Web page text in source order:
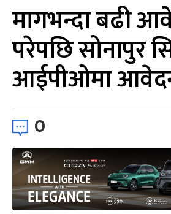
मागभन्दा बढी
परेपछि सोनापुर
आईपीओमा
0